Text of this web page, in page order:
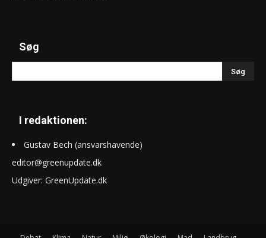
Søg
I redaktionen:
Gustav Bech (ansvarshavende)
editor@greenupdate.dk
Udgiver: GreenUpdate.dk